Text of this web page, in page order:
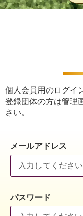
個人会員用のログイ
登録団体の方は管理
さい。
メールアドレス
パスワード